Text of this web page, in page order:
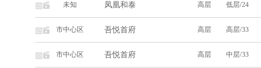
未知 凤凰和泰 高层 低层/24
市中心区 吾悦首府 高层 高层/33
市中心区 吾悦首府 高层 中层/33